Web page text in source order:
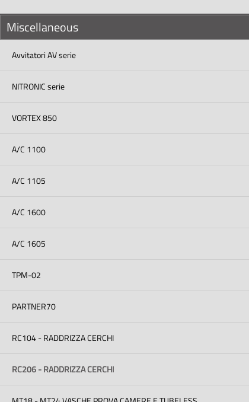
Miscellaneous
Avvitatori AV serie
NITRONIC serie
VORTEX 850
A/C 1100
A/C 1105
A/C 1600
A/C 1605
TPM-02
PARTNER70
RC104 - RADDRIZZA CERCHI
RC206 - RADDRIZZA CERCHI